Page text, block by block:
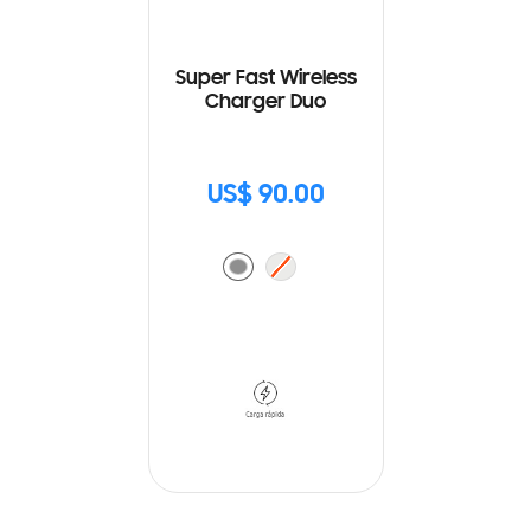
Super Fast Wireless
Charger Duo
US$ 90.00